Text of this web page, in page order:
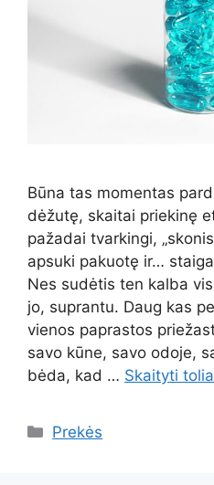
Būna tas momentas
dėžutę, skaitai priekinę
pažadai tvarkingi,
apsuki pakuotę ir…
Nes sudėtis ten kalba
jo, suprantu. Daug kas
vienos paprastos
savo kūne, savo odoje,
bėda, kad … Skaityti
Kategorijos
Prekės